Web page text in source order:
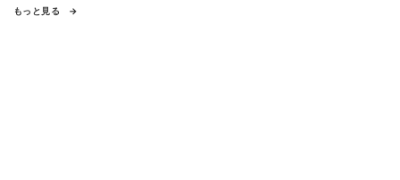
もっと見る